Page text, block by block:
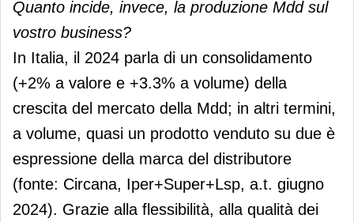
Quanto incide, invece, la produzione Mdd sul
vostro business?
In Italia, il 2024 parla di un consolidamento
(+2% a valore e +3.3% a volume) della
crescita del mercato della Mdd; in altri termini,
a volume, quasi un prodotto venduto su due è
espressione della marca del distributore
(fonte: Circana, Iper+Super+Lsp, a.t. giugno
2024). Grazie alla flessibilità, alla qualità dei